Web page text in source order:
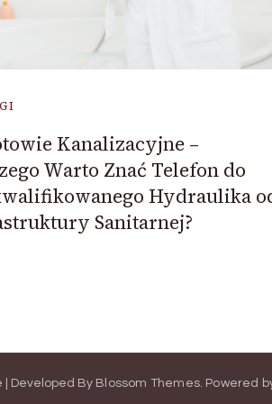
Kanalizacyjne –
Warto Znać Telefon do
Hydraulika
Sanitarnej?
| Developed By Blossom Themes Powered